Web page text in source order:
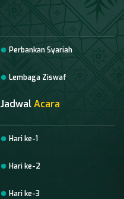
Perbankan Syariah
Lembaga Ziswaf
JadwalAcara
Hari ke-1
Hari ke-2
Hari ke-3